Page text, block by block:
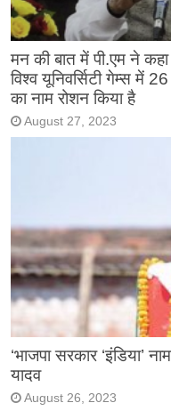
मन की बात में पी.एम ने
विश्व यूनिवर्सिटी गेम्स में
का नाम रोशन किया है
August 27, 2023
‘भाजपा सरकार ‘इंडिया’
यादव
August 26, 2023